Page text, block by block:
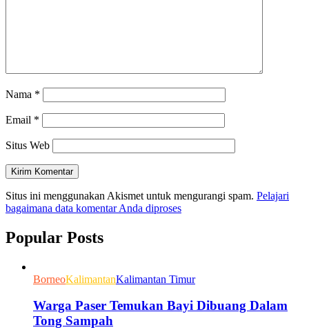
Nama *
Email *
Situs Web
Situs ini menggunakan Akismet untuk mengurangi spam. Pelajari
bagaimana data komentar Anda diproses
Popular Posts
BorneoKalimantanKalimantan Timur
Warga Paser Temukan Bayi Dibuang Dalam
Tong Sampah